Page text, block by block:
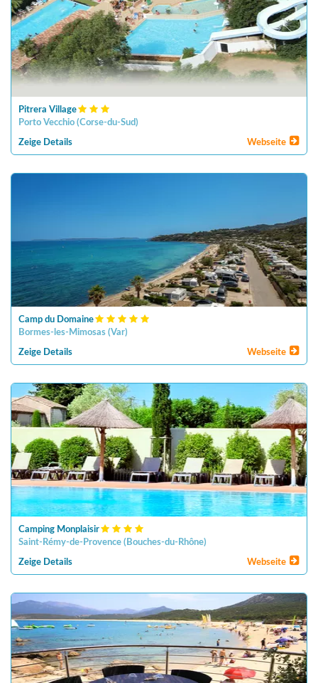
Pitrera Village
Porto Vecchio (Corse-du-Sud)
Zeige Details Webseite
Camp du Domaine
Bormes-les-Mimosas (Var)
Zeige Details Webseite
Camping Monplaisir
Saint-Rémy-de-Provence ( Bouches-du-Rhône)
Zeige Details Webseite